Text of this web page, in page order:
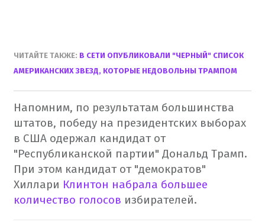
ЧИТАЙТЕ ТАКЖЕ: В СЕТИ ОПУБЛИКОВАЛИ "ЧЕРНЫЙ" СПИСОК
АМЕРИКАНСКИХ ЗВЕЗД, КОТОРЫЕ НЕДОВОЛЬНЫ ТРАМПОМ
Напомним, по результатам большинства
штатов, победу на президентских выборах
в США одержал кандидат от
"Республиканской партии" Дональд Трамп.
При этом кандидат от "демократов"
Хиллари Клинтон набрала большее
количество голосов избирателей.